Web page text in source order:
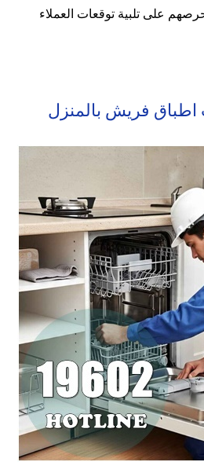
على تلبية توقعات العملاء
اطباق فريش بالمنزل